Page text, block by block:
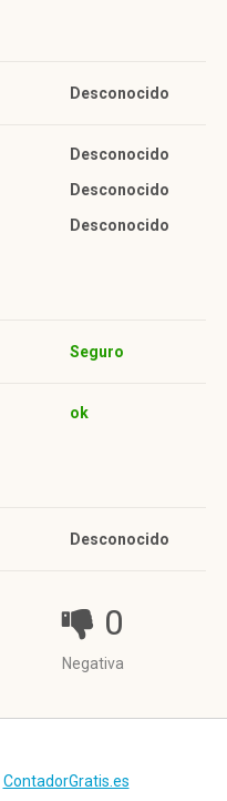
Desconocido
Desconocido
Desconocido
Desconocido
Seguro
ok
Desconocido
0
Negativa
ContadorGratis.es